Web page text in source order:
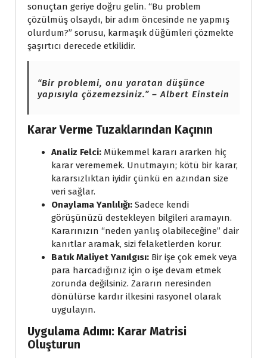
sonuçtan geriye doğru gelin. “Bu problem
çözülmüş olsaydı, bir adım öncesinde ne yapmış
olurdum?” sorusu, karmaşık düğümleri çözmekte
şaşırtıcı derecede etkilidir.
“Bir problemi, onu yaratan düşünce
yapısıyla çözemezsiniz.” – Albert Einstein
Karar Verme Tuzaklarından Kaçının
Analiz Felci: Mükemmel kararı ararken hiç
karar verememek. Unutmayın; kötü bir karar,
kararsızlıktan iyidir çünkü en azından size
veri sağlar.
Onaylama Yanlılığı: Sadece kendi
görüşünüzü destekleyen bilgileri aramayın.
Kararınızın “neden yanlış olabileceğine” dair
kanıtlar aramak, sizi felaketlerden korur.
Batık Maliyet Yanılgısı: Bir işe çok emek veya
para harcadığınız için o işe devam etmek
zorunda değilsiniz. Zararın neresinden
dönülürse kardır ilkesini rasyonel olarak
uygulayın.
Uygulama Adımı: Karar Matrisi
Oluşturun